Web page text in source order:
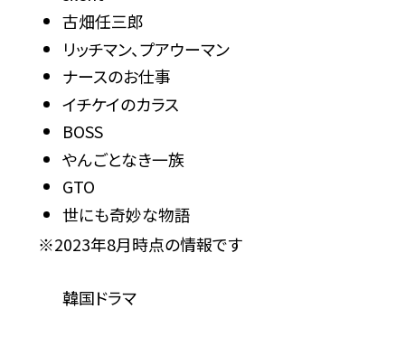
古畑任三郎
リッチマン、プアウーマン
ナースのお仕事
イチケイのカラス
BOSS
やんごとなき一族
GTO
世にも奇妙な物語
※2023年8月時点の情報です
韓国ドラマ